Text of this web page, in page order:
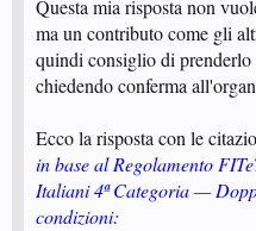
Questa mia risposta non
ma un contributo come gli
quindi consiglio di
chiedendo conferma
Ecco la risposta con le
in base al Regolamento
Italiani 4ª Categoria —
condizioni: